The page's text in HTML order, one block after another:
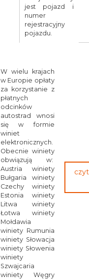
jest pojazd i
numer
rejestracyjny
pojazdu.
W wielu krajach
w Europie opłaty
za korzystanie z
płatnych
odcinków
autostrad wnosi
się w formie
winiet
elektronicznych.
Obecnie winiety
obwiązują w:
Austria winiety
Bułgaria winiety
Czechy winiety
Estonia winiety
Litwa winiety
Łotwa winiety
Mołdawia
winiety Rumunia
winiety Słowacja
winiety Słowenia
winiety
Szwajcaria
winiety Węgry